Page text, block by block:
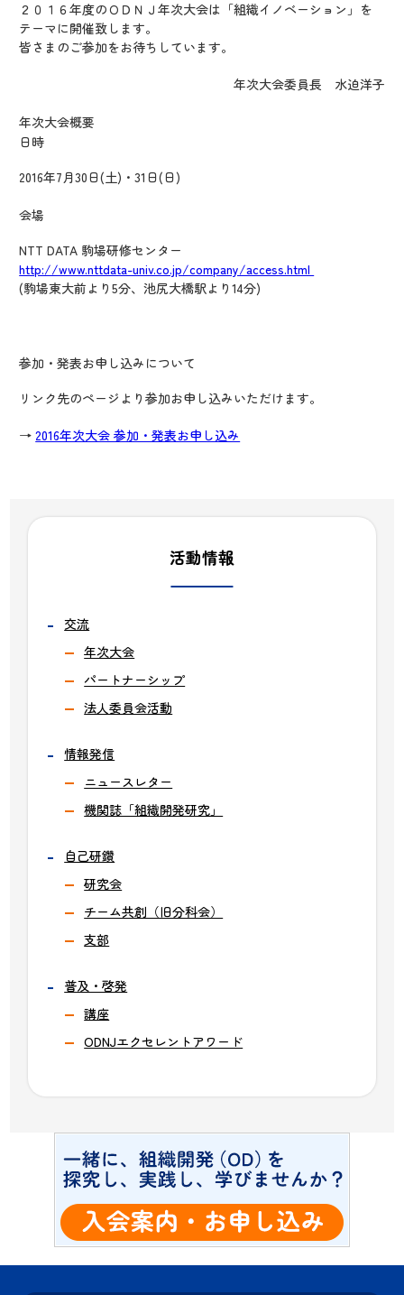
２０１６年度のＯＤＮＪ年次大会は「組織イノベーション」を
テーマに開催致します。
皆さまのご参加をお待ちしています。
年次大会委員長 水迫洋子
年次大会概要
日時
2016年7月30日(土)・31日(日)
会場
NTT DATA 駒場研修センター
http://www.nttdata-univ.co.jp/company/access.html
(駒場東大前より5分、池尻大橋駅より14分)
参加・発表お申し込みについて
リンク先のページより参加お申し込みいただけます。
→2016年次大会 参加・発表お申し込み
活動情報
交流
年次大会
パートナーシップ
法人委員会活動
情報発信
ニュースレター
機関誌「組織開発研究」
自己研鑽
研究会
チーム共創（旧分科会）
支部
普及・啓発
講座
ODNJエクセレントアワード